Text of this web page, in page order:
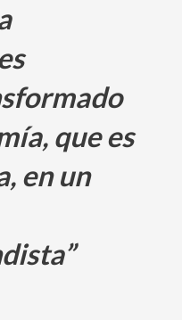
que es
en un